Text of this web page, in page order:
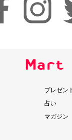
プレゼン
占い
マガジン